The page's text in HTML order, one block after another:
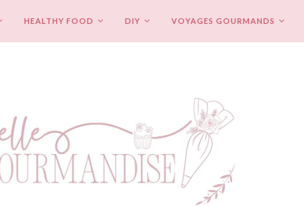
HEALTHY FOOD DIY VOYAGES GOURMANDS